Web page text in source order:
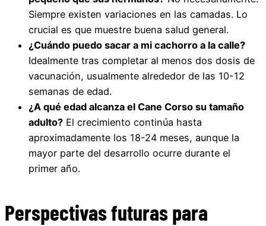
Siempre existen variaciones en las camadas. Lo
crucial es que muestre buena salud general.
¿Cuándo puedo sacar a mi cachorro a la calle?
Idealmente tras completar al menos dos dosis de
vacunación, usualmente alrededor de las 10-12
semanas de edad.
¿A qué edad alcanza el Cane Corso su tamaño
adulto? El crecimiento continúa hasta
aproximadamente los 18-24 meses, aunque la
mayor parte del desarrollo ocurre durante el
primer año.
Perspectivas futuras para